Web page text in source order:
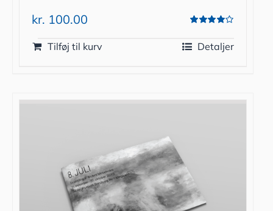
4.00
ud af 5
kr. 100.00
Tilføj til kurv Detaljer